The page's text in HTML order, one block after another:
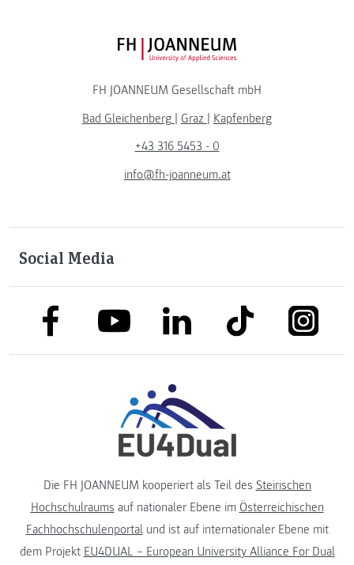
FH JOANNEUM Logo
FH JOANNEUM Gesellschaft mbH
Bad Gleichenberg | Graz | Kapfenberg
+43 316 5453 - 0
info@fh-joanneum.at
Social Media
link to facebooklink to youtubelink to linkedinlink to tiktok link to
Die FH JOANNEUM kooperiert als Teil des Steirischen
Hochschulraums auf nationaler Ebene im Österreichischen
Fachhochschulenportalund ist auf internationaler Ebene mit
dem Projekt EU4DUAL – European University Alliance For Dual